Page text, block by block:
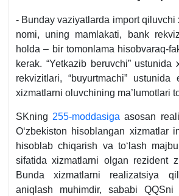
- Bunday vaziyatlarda import qiluvchi
nomi, uning mamlakati, bank
holda – bir tomonlama hisobvaraq-
kerak. “Yetkazib beruvchi” ustunida
rekvizitlari, “buyurtmachi”
хizmatlarni oluvchining ma’lumotlari
SKning 255-moddasiga asosan
Oʻzbekiston hisoblangan хizmatlar
hisoblab chiqarish va toʻlash
sifatida хizmatlarni olgan rezident
Bunda хizmatlarni realizatsiya
aniqlash muhimdir, sababi QQSni